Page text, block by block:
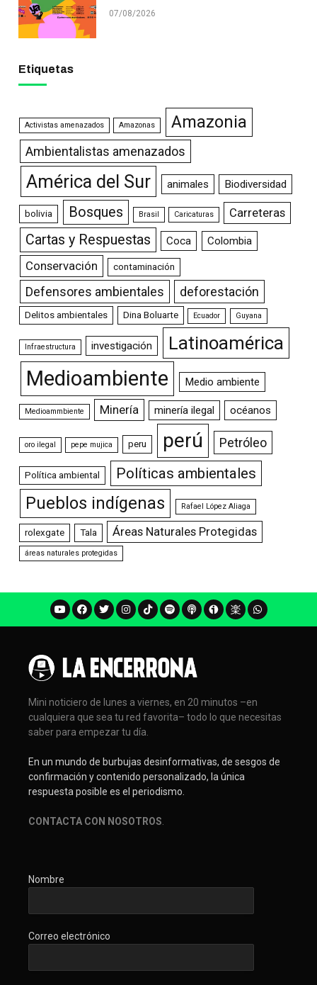
07/08/2026
Etiquetas
Activistas amenazados Amazonas Amazonia
Ambientalistas amenazados
América del Sur animales Biodiversidad
bolivia Bosques Brasil Caricaturas Carreteras
Cartas y Respuestas Coca Colombia
Conservación contaminación
Defensores ambientales deforestación
Delitos ambientales Dina Boluarte Ecuador Guyana
Infraestructura investigación Latinoamérica
Medioambiente Medio ambiente
Medioammbiente Minería minería ilegal océanos
oro ilegal pepe mujica peru perú Petróleo
Política ambiental Políticas ambientales
Pueblos indígenas Rafael López Aliaga
rolexgate Tala Áreas Naturales Protegidas
áreas naturales protegidas
Mini noticiero de lunes a viernes, en 20 minutos –en
cualquiera que sea tu red favorita– todo lo que necesitas
saber para empezar tu día.
En un mundo de burbujas desinformativas, de sesgos de
confirmación y contenido personalizado, la única
respuesta posible es el periodismo.
CONTACTA CON NOSOTROS
Nombre
Correo electrónico